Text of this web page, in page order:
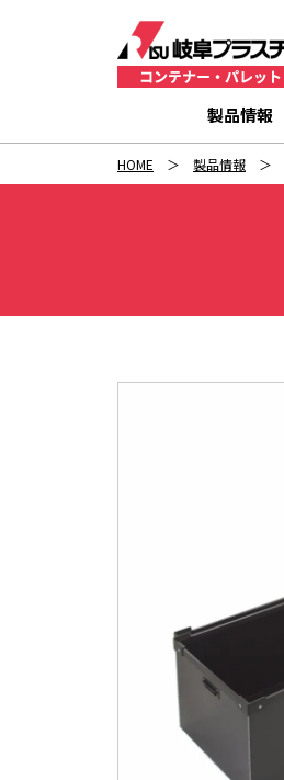
製品情報
HOME 製品情報